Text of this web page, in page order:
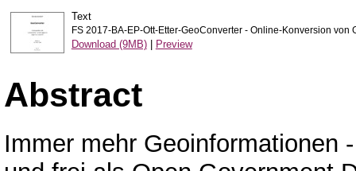
Text
FS 2017-BA-EP-Ott-Etter-GeoConverter - Online-Konversion von
Download (9MB)| Preview
Abstract
Immer mehr Geoinformationen